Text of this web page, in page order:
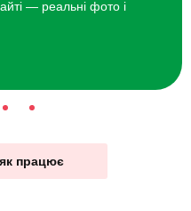
— реальні фото і
працює